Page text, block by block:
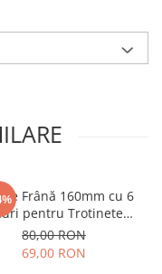
de Frână 160mm cu 6
pentru Trotinete
KuKirin G4 (Model
2025) și KuKirin G2 –
Premium
80,00 RON
69,00 RON